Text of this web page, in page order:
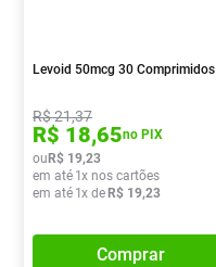
Levoid 50mcg 30 Comprimidos
R$21,37
R$ 18,65no PIX
ouR$ 19,23
em até 1x nos cartões
em até 1x deR$ 19,23
Comprar